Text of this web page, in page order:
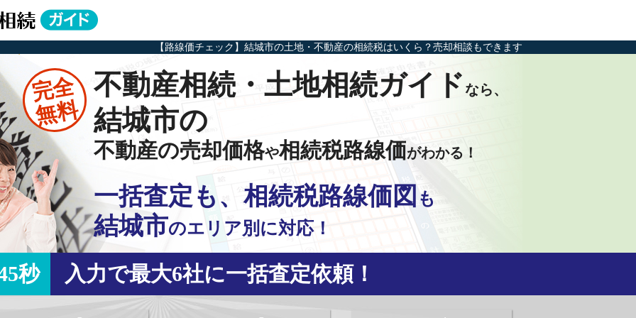
【路線価チェック】結城市の土地・不動産の相続税はいくら？売却相談もできます
完全
無料
不動産相続・土地相続ガイドなら、
結城市の
不動産の売却価格や相続税路線価がわかる！
一括査定も、相続税路線価図 も
結城市のエリア別に対応！
秒 入力で最大6社に一括査定依頼！